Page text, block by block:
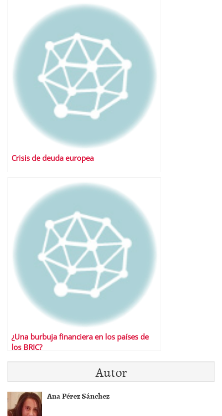
Crisis de deuda europea
¿Una burbuja financiera en los países de
los BRIC?
Autor
Ana Pérez Sánchez